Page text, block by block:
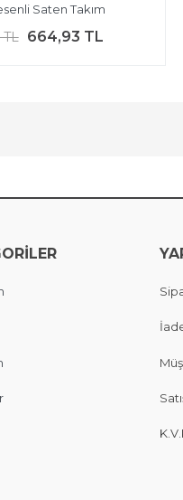
Saten Takım
664,93 TL